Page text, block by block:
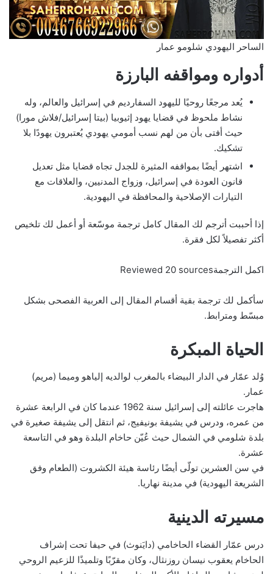
الساحر اليهودي شلومو عمار
أدواره ومواقفه البارزة
يُعد مرجعًا روحيًا لليهود السفارديم في إسرائيل والعالم، وله
نشاط ملحوظ في قضايا يهود إثيوبيا (بيتا إسرائيل/فلاش مورا)
حيث أفتى بأن من لهم نسب أمومي يهودي يُعتبرون يهودًا بلا
تشكيك.
اشتهر أيضًا بمواقفه المثيرة للجدل تجاه قضايا مثل تعديل
قانون العودة في إسرائيل، وزواج المدنيين، والعلاقات مع
التيارات الإصلاحية والمحافظة في اليهودية.
إذا أحببت أترجم لك المقال كامل ترجمة موسّعة أو أعمل لك تلخيص
أكثر تفصيلاً لكل فقرة.
اكمل الترجمةReviewed 20 sources
سأكمل لك ترجمة بقية أقسام المقال إلى العربية الفصحى بشكل
مبسّط ومترابط.
الحياة المبكرة
وُلد عمّار في الدار البيضاء بالمغرب لوالديه إلياهو وميما (مريم)
عمار.
هاجرت عائلته إلى إسرائيل سنة 1962 عندما كان في الرابعة عشرة
من عمره، ودرس في يشيفة بونيفيج، ثم انتقل إلى يشيفة صغيرة في
بلدة شلومي في الشمال حيث عُيّن حاخام البلدة وهو في التاسعة
عشرة.
في سن العشرين تولّى أيضًا رئاسة هيئة الكشروت (الطعام وفق
الشريعة اليهودية) في مدينة نهاريا.
مسيرته الدينية
درس عمّار القضاء الحاخامي (دايَنوث) في حيفا تحت إشراف
الحاخام يعقوب نيسان روزنثال، وكان مقرّبًا وتلميذًا للزعيم الروحي